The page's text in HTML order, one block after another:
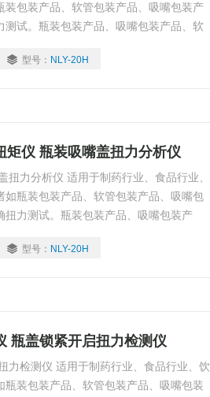
包装产品、软管包装产品、吸嘴包装产
试。瓶装包装产品、吸嘴包装产品、软
型号： NLY-20H
矩仪 瓶装吸嘴盖扭力分析仪
扭力分析仪 适用于制药行业、食品行业、
瓶装包装产品、软管包装产品、吸嘴包
扭力测试。瓶装包装产品、吸嘴包装产
型号： NLY-20H
瓶盖锁紧开启扭力检测仪
力检测仪 适用于制药行业、食品行业、饮
装包装产品、软管包装产品、吸嘴包装